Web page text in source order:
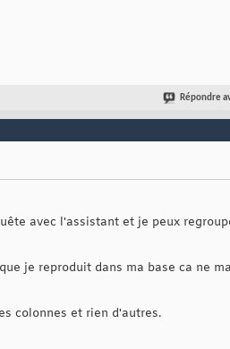
Répondre
avec l'assistant et je peux
je reproduit dans ma base ca ne
colonnes et rien d'autres.